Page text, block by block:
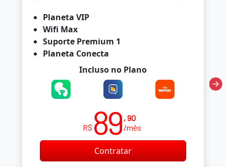
Planeta VIP
Wifi Max
Suporte Premium 1
Planeta Conecta
Incluso no Plano
R$ 89 , 90
/mês
Contratar